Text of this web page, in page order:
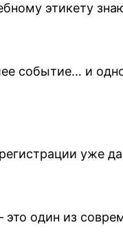
этикету
событие… и
уже
один из